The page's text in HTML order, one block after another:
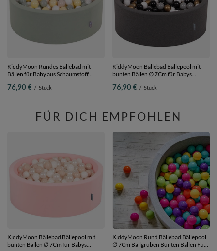
KiddyMoon Rundes Bällebad mit
Bällen für Baby aus Schaumstoff,
90 x 30 cm 200 Bälle
76,90 € / Stück
KiddyMoon Bällebad Bällepool mit
bunten Bällen ∅ 7Cm für Babys
200 Bälle
76,90 € / Stück
FÜR DICH EMPFOHLEN
KiddyMoon Bällebad Bällepool mit
bunten Bällen ∅ 7Cm für Babys
KiddyMoon Rund Bällebad Bällepool
∅ 7Cm Ballgruben Bunten Bällen Für